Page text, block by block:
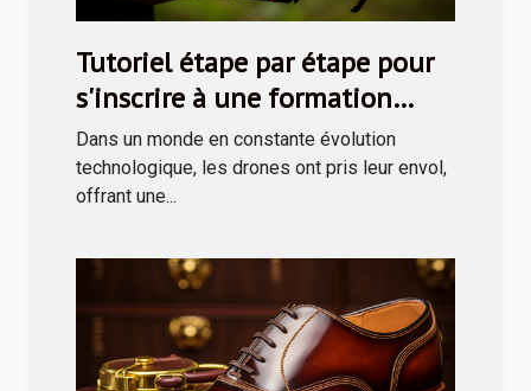
Tutoriel étape par étape pour
s'inscrire à une formation
drone via le CPF
Dans un monde en constante évolution
technologique, les drones ont pris leur envol,
offrant une...